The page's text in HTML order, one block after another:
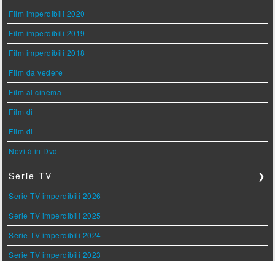
Film imperdibili 2020
Film imperdibili 2019
Film imperdibili 2018
Film da vedere
Film al cinema
Film di
Film di
Novità in Dvd
Serie TV ❯
Serie TV imperdibili 2026
Serie TV imperdibili 2025
Serie TV imperdibili 2024
Serie TV imperdibili 2023